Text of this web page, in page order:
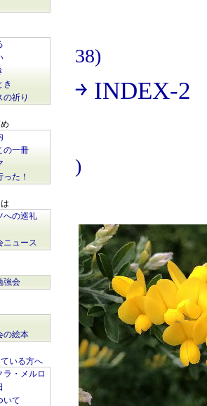
き
の祈り
の一冊
た！
への巡礼
ニュース
強会
の絵本
いる方へ
ラ・メルロ
いて
38)
￫ INDEX-2
)